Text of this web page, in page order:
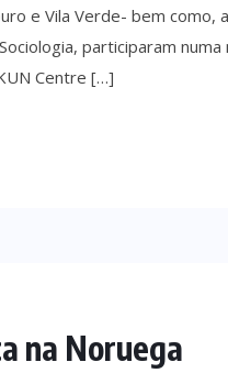
e Vila Verde- bem como,
participaram numa
Centre […]
na Noruega